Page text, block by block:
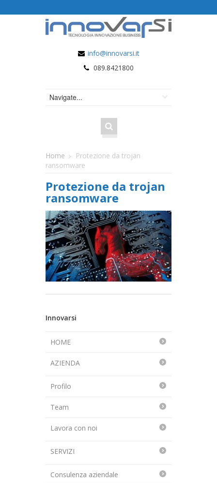
info@innovarsi.it
089.8421800
Home
Protezione da trojan
ransomware
Protezione da trojan
ransomware
Innovarsi
HOME
AZIENDA
Profilo
Team
Lavora con noi
SERVIZI
Consulenza aziendale